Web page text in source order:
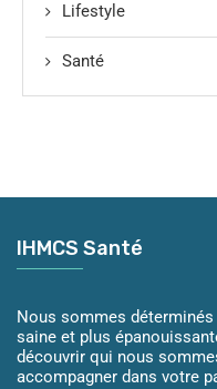
Lifestyle
Santé
IHMCS Santé
Nous sommes
saine et plus
découvrir qui nous
accompagner dans votre